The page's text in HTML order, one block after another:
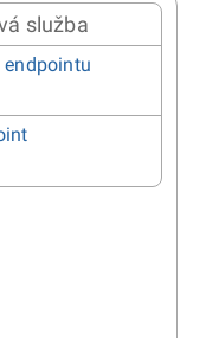
služba
endpointu